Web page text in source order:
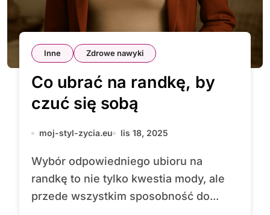
Inne Zdrowe nawyki
Co ubrać na randkę, by
czuć się sobą
moj-styl-zycia.eu lis 18, 2025
Wybór odpowiedniego ubioru na
randkę to nie tylko kwestia mody, ale
przede wszystkim sposobność do...